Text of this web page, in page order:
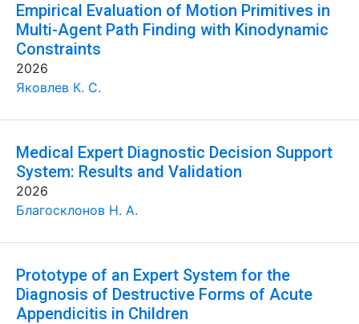
Empirical Evaluation of Motion Primitives in
Multi-Agent Path Finding with Kinodynamic
Constraints
2026
Яковлев К. С.
Medical Expert Diagnostic Decision Support
System: Results and Validation
2026
Благосклонов Н. А.
Prototype of an Expert System for the
Diagnosis of Destructive Forms of Acute
Appendicitis in Children